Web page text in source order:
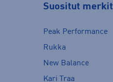
Suositut merkit
Peak Performance
Rukka
New Balance
Kari Traa